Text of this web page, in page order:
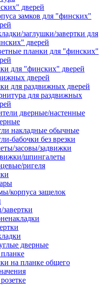
дверей
замков для "финских"
заглушки/завертки для
дверей
планки для "финских"
для "финских" дверей
дверей
для раздвижных дверей
для раздвижных
дверные/настенные
накладные обычные
бабочки без врезки
засовы/задвижки
шпингалеты
ригеля
корпуса защелок
дверные
на планке общего